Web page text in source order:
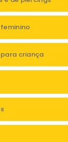
criança